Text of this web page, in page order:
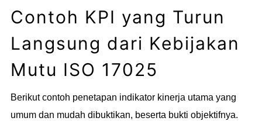
Contoh KPI yang Turun
Langsung dari Kebijakan
Mutu ISO 17025
Berikut contoh penetapan indikator kinerja utama yang
umum dan mudah dibuktikan, beserta bukti objektifnya.